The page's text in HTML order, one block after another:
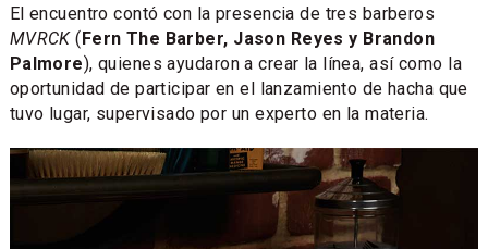
El encuentro contó con la presencia de tres barberos
MVRCK( Fern The Barber, Jason Reyes y Brandon
Palmore), quienes ayudaron a crear la línea, así como la
oportunidad de participar en el lanzamiento de hacha que
tuvo lugar, supervisado por un experto en la materia.